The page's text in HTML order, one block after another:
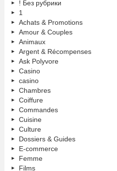
! Без рубрики
1
Achats & Promotions
Amour & Couples
Animaux
Argent & Récompenses
Ask Polyvore
Casino
casino
Chambres
Coiffure
Commandes
Cuisine
Culture
Dossiers & Guides
E-commerce
Femme
Films